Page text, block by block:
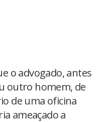
o advogado, antes
outro homem, de
de uma oficina
ameaçado a